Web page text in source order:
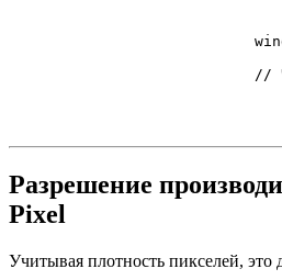
//
Разрешение
Pixel
Учитывая плотность пикселей, это